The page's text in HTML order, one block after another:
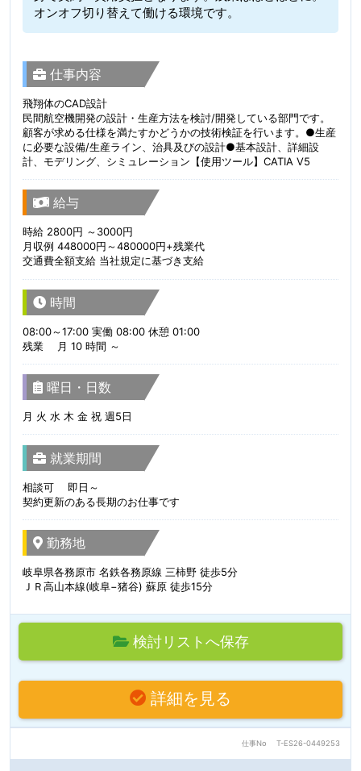
オンオフ切り替えて働ける環境です。
仕事内容
飛翔体のCAD設計
民間航空機開発の設計・生産方法を検討/開発している部門です。
顧客が求める仕様を満たすかどうかの技術検証を行います。●生産
に必要な設備/生産ライン、治具及びの設計●基本設計、詳細設
計、モデリング、シミュレーション【使用ツール】CATIA V5
給与
時給 2800円 ～3000円
月収例 448000円～480000円+残業代
交通費全額支給 当社規定に基づき支給
時間
08:00～17:00 実働 08:00 休憩 01:00
残業 月 10 時間 ～
曜日・日数
月 火 水 木 金 祝 週5日
就業期間
相談可 即日～
契約更新のある長期のお仕事です
勤務地
岐阜県各務原市 名鉄各務原線 三柿野 徒歩5分
ＪＲ高山本線(岐阜−猪谷) 蘇原 徒歩15分
検討リストへ保存
詳細を見る
仕事No T-ES26-0449253